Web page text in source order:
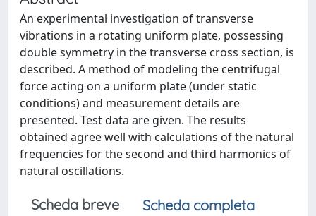
An experimental investigation of transverse
vibrations in a rotating uniform plate, possessing
double symmetry in the transverse cross section, is
described. A method of modeling the centrifugal
force acting on a uniform plate (under static
conditions) and measurement details are
presented. Test data are given. The results
obtained agree well with calculations of the natural
frequencies for the second and third harmonics of
natural oscillations.
Scheda breve
Scheda completa